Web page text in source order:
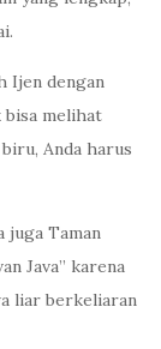
Ijen dengan
bisa melihat
Anda harus
juga Taman
Java” karena
liar berkeliaran